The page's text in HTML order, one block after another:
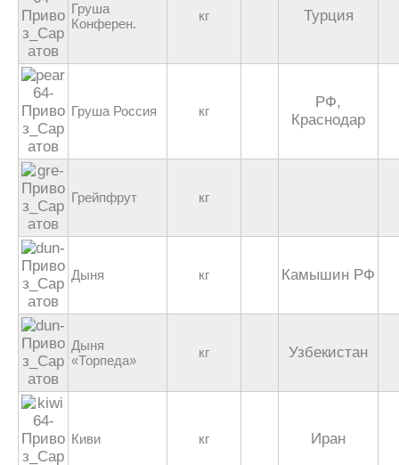
Груша
Конферен.
кг Турция
Груша Россия кг
РФ,
Краснодар
Грейпфрут кг
Дыня кг Камышин РФ
Дыня
«Торпеда»
кг Узбекистан
Киви кг Иран